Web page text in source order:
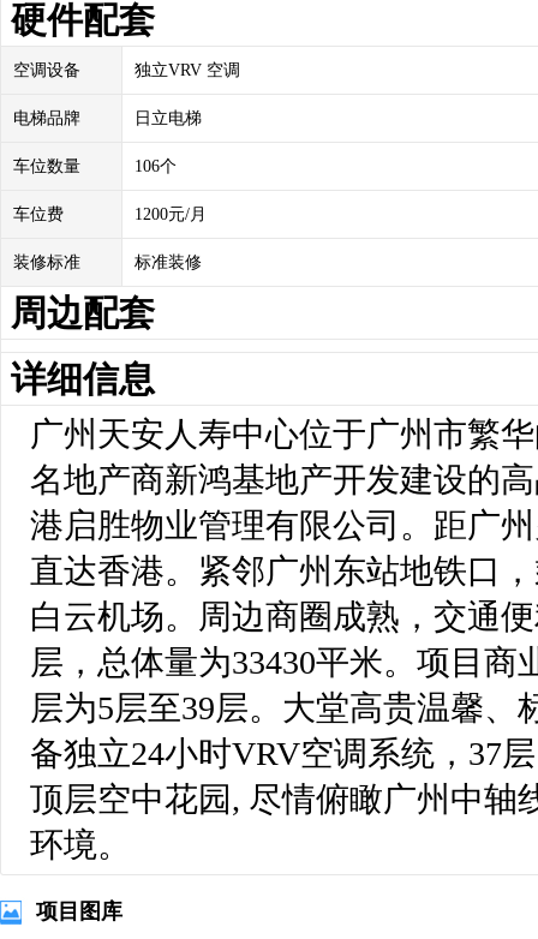
硬件配套
空调设备 独立VRV 空调
电梯品牌 日立电梯
车位数量 106个
车位费 1200元/月
装修标准 标准装修
周边配套
详细信息
广州天安人寿中心位于广州市繁
名地产商新鸿基地产开发建设的
港启胜物业管理有限公司。距广
直达香港。紧邻广州东站地铁口
白云机场。周边商圈成熟，交通
层，总体量为33430平米。项目商
层为5层至39层。大堂高贵温馨、
备独立24小时VRV空调系统，37
顶层空中花园, 尽情俯瞰广州中轴
环境。
项目图库